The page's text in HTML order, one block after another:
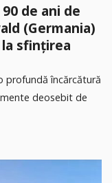
de ani de
(Germania)
sfințirea
profundă încărcătură
deosebit de